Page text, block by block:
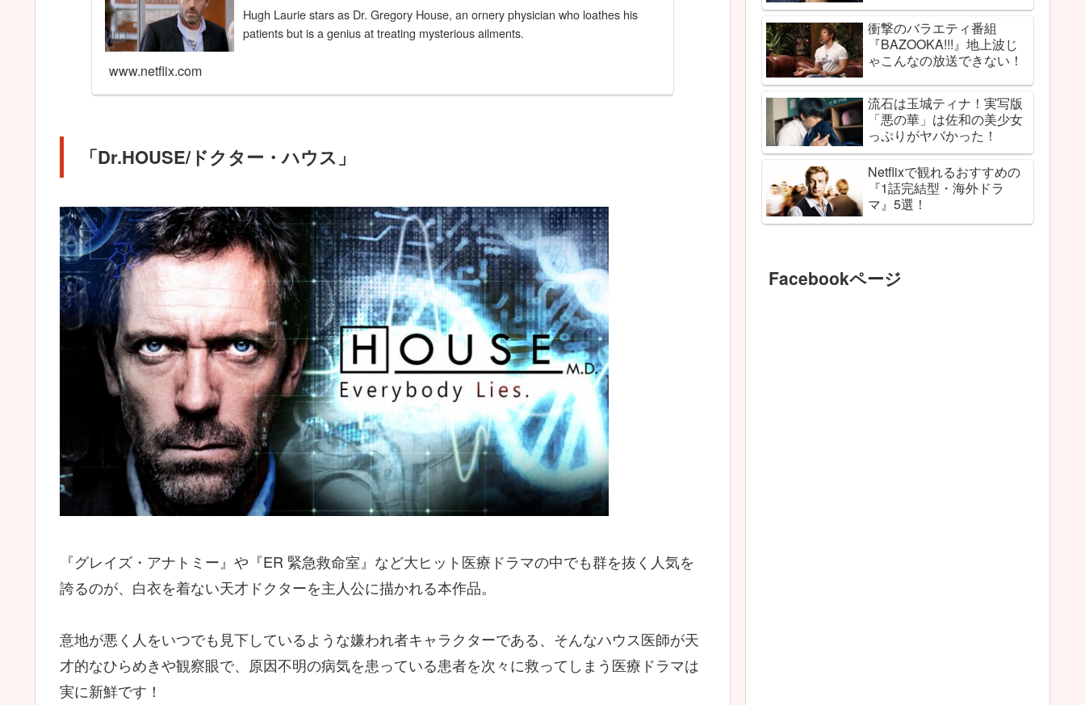
Hugh Laurie stars as Dr. Gregory House, an ornery physician who loathes his
patients but is a genius at treating mysterious ailments.
www.netflix.com
「Dr.HOUSE/ドクター・ハウス」
『グレイズ・アナトミー』や『ER 緊急救命室』など大ヒット医療ドラマの中でも群を抜く人気を
誇るのが、白衣を着ない天才ドクターを主人公に描かれる本作品。
意地が悪く人をいつでも見下しているような嫌われ者キャラクターである、そんなハウス医師が天
才的なひらめきや観察眼で、原因不明の病気を患っている患者を次々に救ってしまう医療ドラマは
実に新鮮です！
衝撃のバラエティ番組
『BAZOOKA!!!』地上波じ
ゃこんなの放送できない！
流石は玉城ティナ！実写版
「悪の華」は佐和の美少女
っぷりがヤバかった！
Netflixで観れるおすすめの
『1話完結型・海外ドラ
マ』5選！
Facebookページ